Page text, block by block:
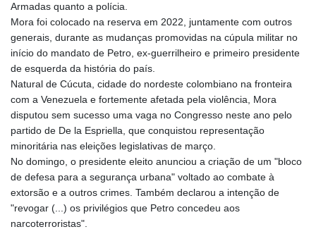
Armadas quanto a polícia.
Mora foi colocado na reserva em 2022, juntamente com outros
generais, durante as mudanças promovidas na cúpula militar no
início do mandato de Petro, ex-guerrilheiro e primeiro presidente
de esquerda da história do país.
Natural de Cúcuta, cidade do nordeste colombiano na fronteira
com a Venezuela e fortemente afetada pela violência, Mora
disputou sem sucesso uma vaga no Congresso neste ano pelo
partido de De la Espriella, que conquistou representação
minoritária nas eleições legislativas de março.
No domingo, o presidente eleito anunciou a criação de um "bloco
de defesa para a segurança urbana" voltado ao combate à
extorsão e a outros crimes. Também declarou a intenção de
"revogar (...) os privilégios que Petro concedeu aos
narcoterroristas".